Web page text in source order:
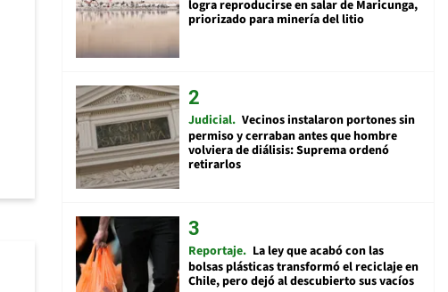
logra reproducirse en salar de Maricunga,
priorizado para minería del litio
Judicial Vecinos instalaron portones sin
permiso y cerraban antes que hombre
volviera de diálisis: Suprema ordenó
retirarlos
Reportaje La ley que acabó con las
bolsas plásticas transformó el reciclaje en
Chile, pero dejó al descubierto sus vacíos